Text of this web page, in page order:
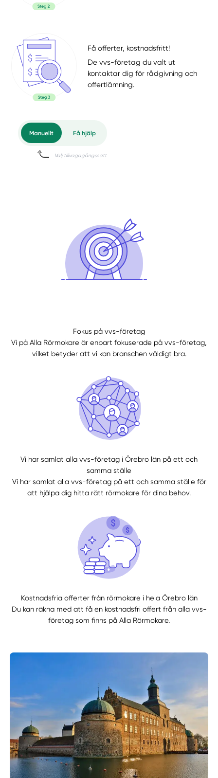
Få offerter, kostnadsfritt!
De vvs-företag du valt ut
kontaktar dig för rådgivning och
offertlämning.
Få hjälp
Välj tillvägagångssätt
Fokus på vvs-företag
Vi på Alla Rörmokare är enbart fokuserade på vvs-företag,
vilket betyder att vi kan branschen väldigt bra.
Vi har samlat alla vvs-företag i Örebro län på ett och
samma ställe
Vi har samlat alla vvs-företag på ett och samma ställe för
att hjälpa dig hitta rätt rörmokare för dina behov.
Kostnadsfria offerter från rörmokare i hela Örebro län
Du kan räkna med att få en kostnadsfri offert från alla vvs-
företag som finns på Alla Rörmokare.